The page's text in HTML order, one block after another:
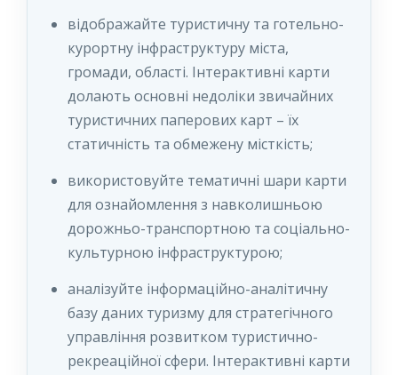
відображайте туристичну та готельно-
курортну інфраструктуру міста,
громади, області. Інтерактивні карти
долають основні недоліки звичайних
туристичних паперових карт – їх
статичність та обмежену місткість;
використовуйте тематичні шари карти
для ознайомлення з навколишньою
дорожньо-транспортною та соціально-
культурною інфраструктурою;
аналізуйте інформаційно-аналітичну
базу даних туризму для стратегічного
управління розвитком туристично-
рекреаційної сфери. Інтерактивні карти